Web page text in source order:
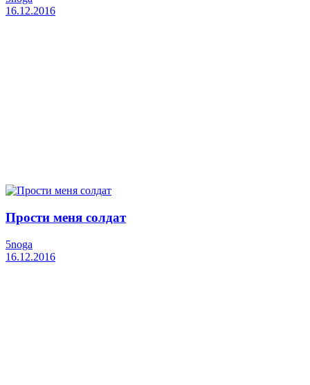
16.12.2016
Прости меня солдат
5noga
16.12.2016